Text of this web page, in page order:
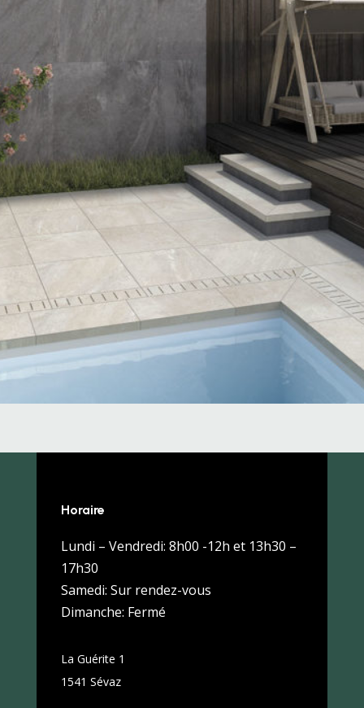
Horaire
Lundi – Vendredi: 8h00 -12h et 13h30 –
17h30
Samedi: Sur rendez-vous
Dimanche: Fermé
La Guérite 1
1541 Sévaz